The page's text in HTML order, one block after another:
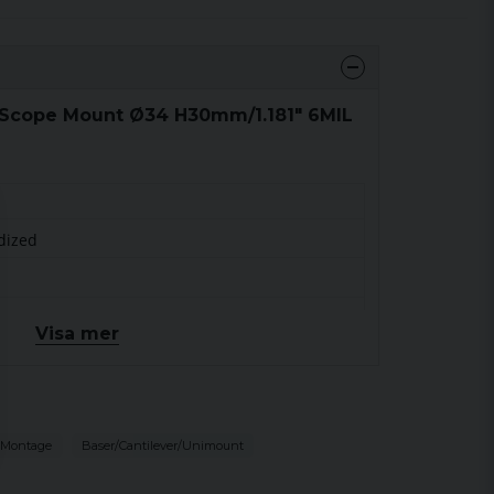
Mount Ø34 H30mm/1.181" 6MIL
Visa mer
Baser/Cantilever/Unimount